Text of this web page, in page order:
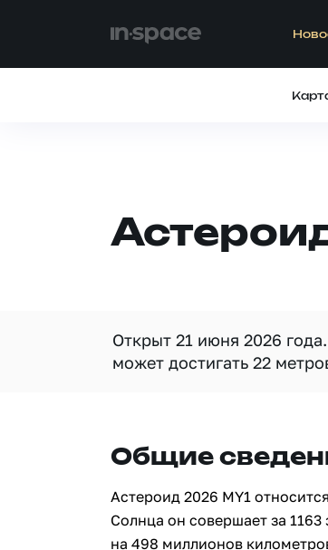
Открыт 21 июня 2026
может достигать 22
Общие
Астероид 2026 MY1
Солнца он совершает за
на 498 миллионов